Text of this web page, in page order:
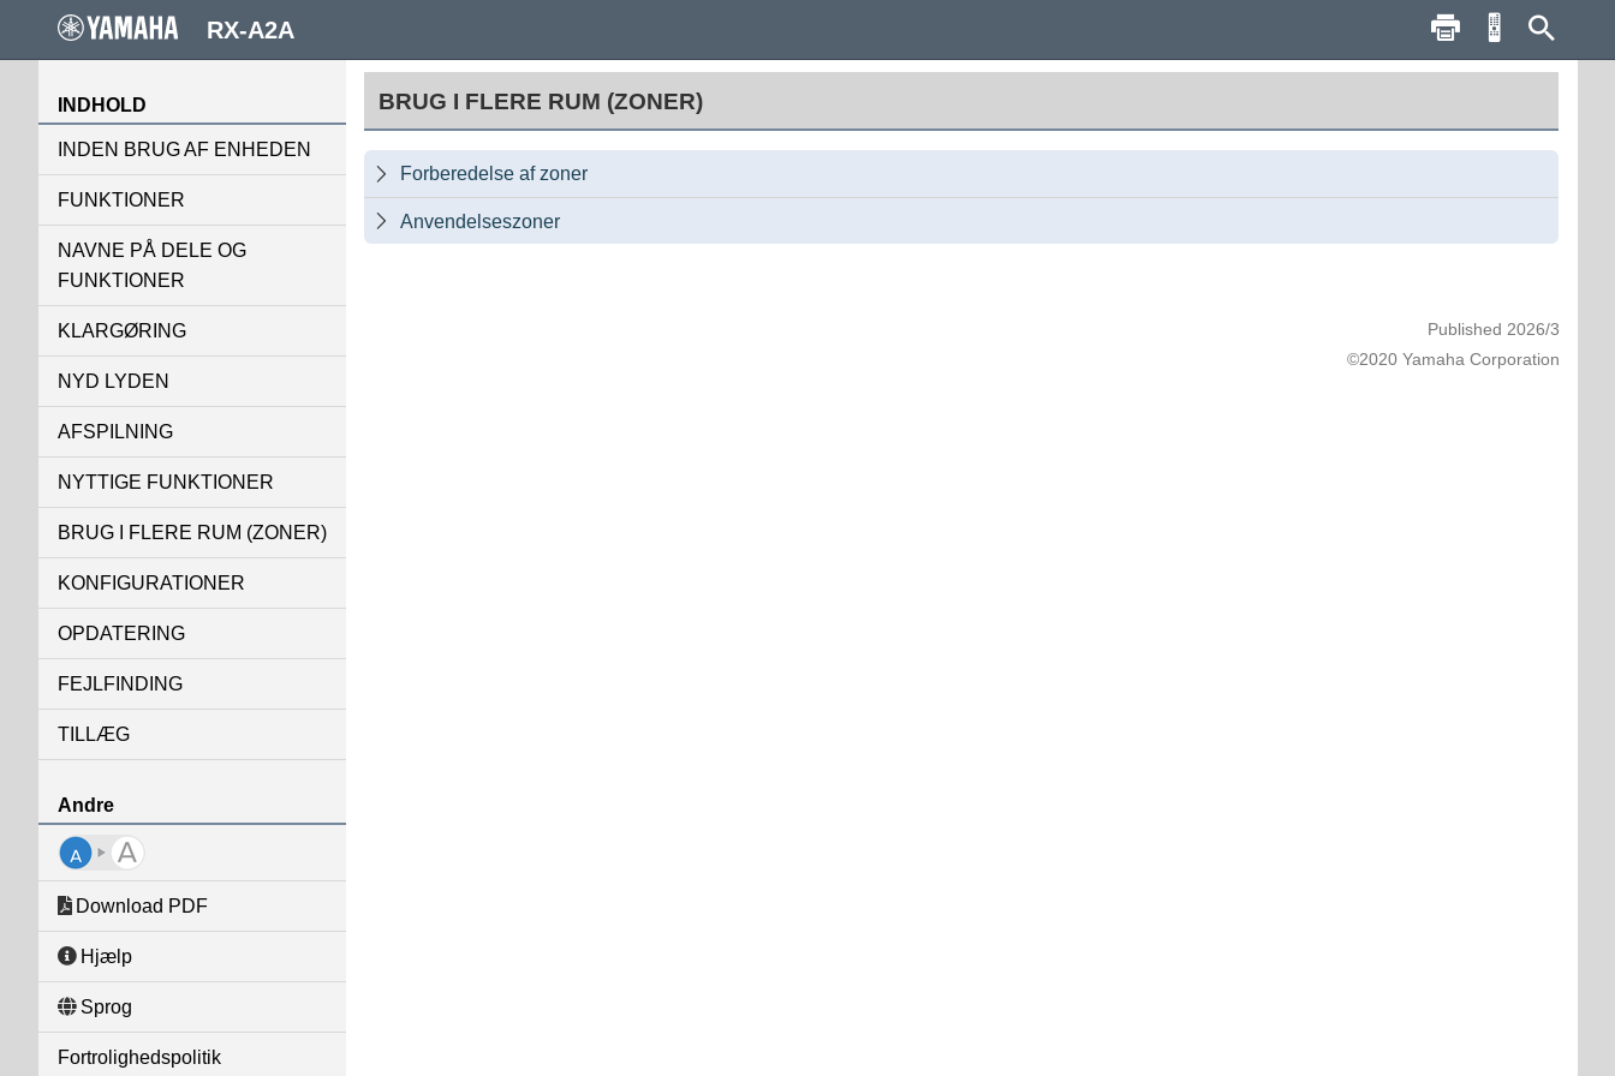
INDHOLD
INDEN BRUG AF ENHEDEN
FUNKTIONER
NAVNE PÅ DELE OG
FUNKTIONER
KLARGØRING
NYD LYDEN
AFSPILNING
NYTTIGE FUNKTIONER
BRUG I FLERE RUM (ZONER)
KONFIGURATIONER
OPDATERING
FEJLFINDING
TILLÆG
Andre
Download PDF
Hjælp
Sprog
Fortrolighedspolitik
BRUG I FLERE RUM (ZONER)
 Forberedelse af zoner
 Anvendelseszoner
Published 2026/3
©2020 Yamaha Corporation
RX-A2A